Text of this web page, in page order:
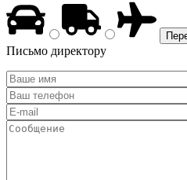
Письмо директору